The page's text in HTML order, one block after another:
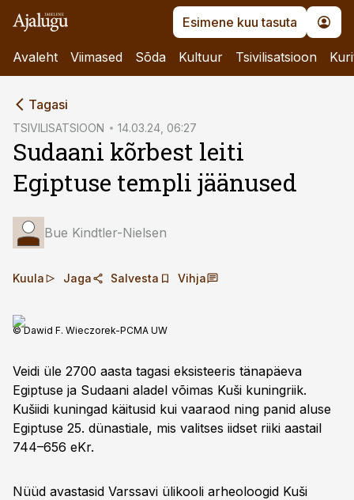
Esimene kuu tasuta
Avaleht Viimased Sõda Kultuur Tsivilisatsioon
Tagasi
TSIVILISATSIOON 14.03.24, 06:27
Sudaani kõrbest leiti
Egiptuse templi jäänused
Bue Kindtler-Nielsen
Kuula Jaga Salvesta Vihja
© Dawid F. Wieczorek-PCMA UW
Veidi üle 2700 aasta tagasi eksisteeris tänapäeva
Egiptuse ja Sudaani aladel võimas Kuši kuningriik.
Kušiidi kuningad käitusid kui vaaraod ning panid aluse
Egiptuse 25. dünastiale, mis valitses iidset riiki aastail
744–656 eKr.
Nüüd avastasid Varssavi ülikooli arheoloogid Kuši